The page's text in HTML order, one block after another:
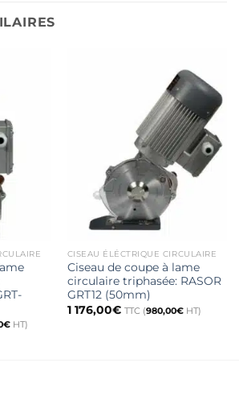
€HT)
CISEAU ÉLÉCTRIQUE CIRCULAIRE
Ciseau de coupe à lame
circulaire triphasée: RASOR
GRT12 (50mm)
1 176,00€ TTC (980,00€HT)